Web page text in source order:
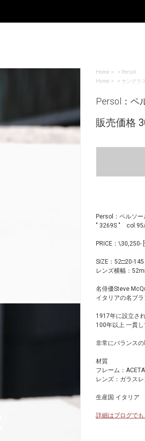
Home > Persol
Home
> サングラス
Persol：
販売価格
Persol：ペルソ
" 3269S "
PRICE：\30,250-
SIZE：52□20-145
レンズ横幅：
名俳優Steve
イタリアの名ブラ
1917年に設立さ
100年以上 一貫
非常にバランス
材質
フレーム：
レンズ：ガラス
生産国 イタリア
詳細はブログで